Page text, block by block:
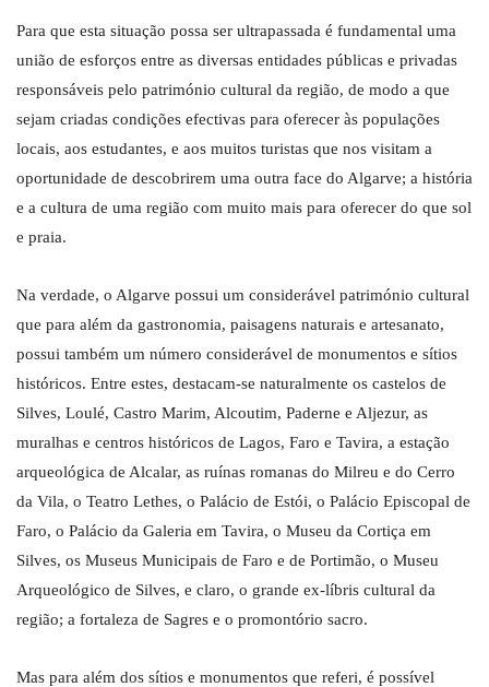
Para que esta situação possa ser ultrapassada é fundamental uma
união de esforços entre as diversas entidades públicas e privadas
responsáveis pelo património cultural da região, de modo a que
sejam criadas condições efectivas para oferecer às populações
locais, aos estudantes, e aos muitos turistas que nos visitam a
oportunidade de descobrirem uma outra face do Algarve; a história
e a cultura de uma região com muito mais para oferecer do que sol
e praia.
Na verdade, o Algarve possui um considerável património cultural
que para além da gastronomia, paisagens naturais e artesanato,
possui também um número considerável de monumentos e sítios
históricos. Entre estes, destacam-se naturalmente os castelos de
Silves, Loulé, Castro Marim, Alcoutim, Paderne e Aljezur, as
muralhas e centros históricos de Lagos, Faro e Tavira, a estação
arqueológica de Alcalar, as ruínas romanas do Milreu e do Cerro
da Vila, o Teatro Lethes, o Palácio de Estói, o Palácio Episcopal de
Faro, o Palácio da Galeria em Tavira, o Museu da Cortiça em
Silves, os Museus Municipais de Faro e de Portimão, o Museu
Arqueológico de Silves, e claro, o grande ex-líbris cultural da
região; a fortaleza de Sagres e o promontório sacro.
Mas para além dos sítios e monumentos que referi, é possível